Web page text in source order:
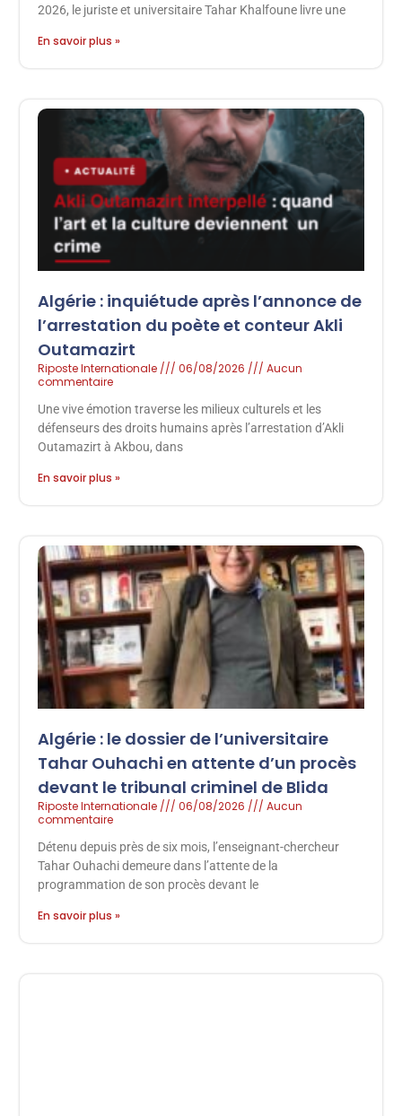
2026, le juriste et universitaire Tahar Khalfoune livre une
En savoir plus »
Algérie : inquiétude après l’annonce de
l’arrestation du poète et conteur Akli
Outamazirt
Riposte Internationale 06/08/2026
Aucun
commentaire
Une vive émotion traverse les milieux culturels et les
défenseurs des droits humains après l’arrestation d’Akli
Outamazirt à Akbou, dans
En savoir plus »
Algérie : le dossier de l’universitaire
Tahar Ouhachi en attente d’un procès
devant le tribunal criminel de Blida
Riposte Internationale 06/08/2026
Aucun
commentaire
Détenu depuis près de six mois, l’enseignant-chercheur
Tahar Ouhachi demeure dans l’attente de la
programmation de son procès devant le
En savoir plus »